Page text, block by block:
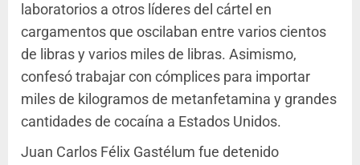
laboratorios a otros líderes del cártel en
cargamentos que oscilaban entre varios cientos
de libras y varios miles de libras. Asimismo,
confesó trabajar con cómplices para importar
miles de kilogramos de metanfetamina y grandes
cantidades de cocaína a Estados Unidos.
Juan Carlos Félix Gastélum fue detenido